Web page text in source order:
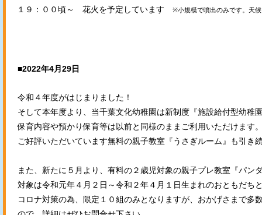
１９：００頃～ 花火を予定しています
※小規模で噴出のみです。天
■2022年4月29日
令和４年度がはじまりました！
そして本年度より、当千葉文化幼稚園は新制度『施設給付型幼稚
保育内容や預かり保育等は以前と同様のままご利用いただけます
ご好評いただいています無料の親子教室『うさぎルーム』も引き
また、新たに５月より、有料の２歳児対象の親子プレ教室『パン
対象は令和元年４月２日～令和２年４月１日生まれのおともだち
コロナ対策の為、限定１０組のみとなりますが、おかげさまで